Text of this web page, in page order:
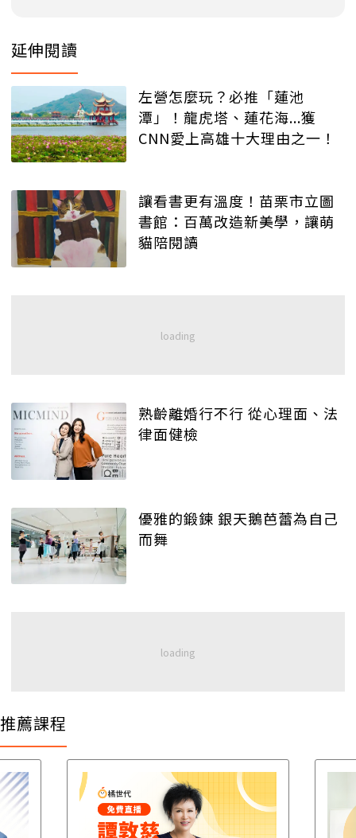
延伸閱讀
左營怎麼玩？必推「蓮池
潭」！龍虎塔、蓮花海...獲
CNN愛上高雄十大理由之一！
讓看書更有溫度！苗栗市立圖
書館：百萬改造新美學，讓萌
貓陪閱讀
熟齡離婚行不行 從心理面、法
律面健檢
優雅的鍛鍊 銀天鵝芭蕾為自己
而舞
推薦課程